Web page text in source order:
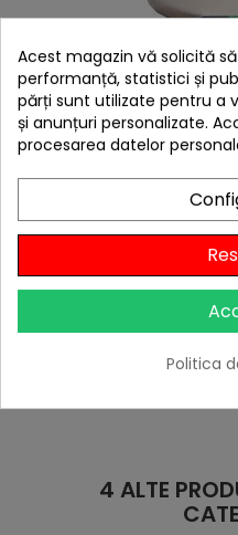
Aschii afumare lemn de
4 ALTE
Acest magazin vă solicită
performanță, statistici și
părți sunt utilizate pentru a
și anunțuri personalizate.
procesarea datelor
Politica